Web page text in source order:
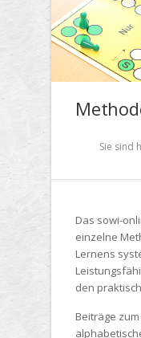
Sie sind
Das sowi-
einzelne
Lernens
den
Beiträge